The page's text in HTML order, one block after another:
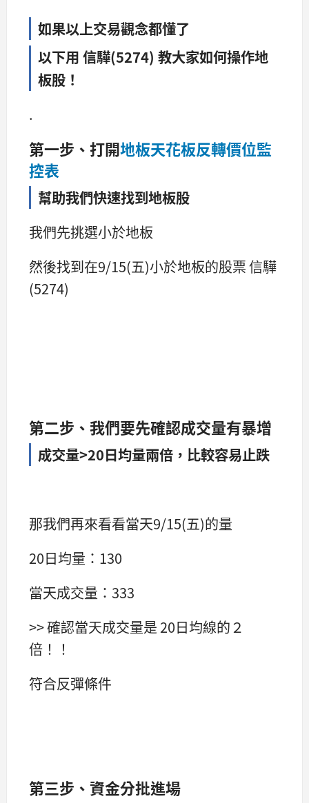
如果以上交易觀念都懂了
以下用 信驊(5274) 教大家如何操作地
板股！
.
第一步、打開地板天花板反轉價位監
控表
幫助我們快速找到地板股
我們先挑選小於地板
然後找到在9/15(五)小於地板的股票 信驊
(5274)
第二步、我們要先確認成交量有暴增
成交量>20日均量兩倍，比較容易止跌
那我們再來看看當天9/15(五)的量
20日均量：130
當天成交量：333
>> 確認當天成交量是 20日均線的２
倍！！
符合反彈條件
第三步、資金分批進場